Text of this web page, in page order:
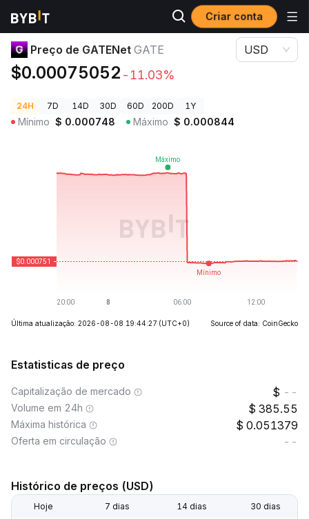
Criar conta
Preços de Criptomoedas Preço de GATENet GATE
Preço de GATENet GATE
$0.00075052 -11.03%
USD
24H 7D 14D 30D 60D 200D 1Y
Mínimo $ 0.000748 Máximo $ 0.000844
Última atualização: 2026-08-08 19:44:27 (UTC+0) Source of data: CoinGecko
Estatisticas de preço
Capitalização de mercado --
Volume em 24h 385.55
Máxima histórica 0.051379
Oferta em circulação --
Histórico de preços (USD)
Hoje 7 dias 14 dias 30 dias